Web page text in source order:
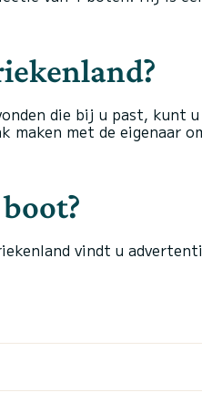
die bij u past, kunt
maken met de eigenaar
vindt u